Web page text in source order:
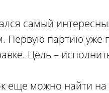
самый
Первую партию уже
Цель –
еще можно найти